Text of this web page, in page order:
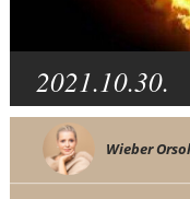
2021.10.30.
Wieber